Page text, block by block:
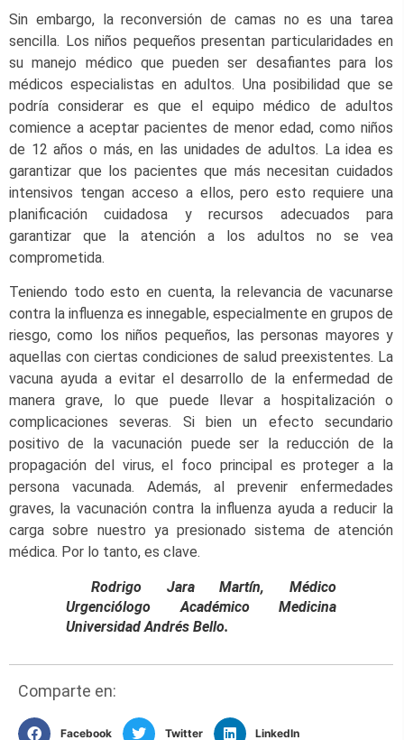
Sin embargo, la reconversión de camas no es una tarea
sencilla. Los niños pequeños presentan particularidades en
su manejo médico que pueden ser desafiantes para los
médicos especialistas en adultos. Una posibilidad que se
podría considerar es que el equipo médico de adultos
comience a aceptar pacientes de menor edad, como niños
de 12 años o más, en las unidades de adultos. La idea es
garantizar que los pacientes que más necesitan cuidados
intensivos tengan acceso a ellos, pero esto requiere una
planificación cuidadosa y recursos adecuados para
garantizar que la atención a los adultos no se vea
comprometida.
Teniendo todo esto en cuenta, la relevancia de vacunarse
contra la influenza es innegable, especialmente en grupos de
riesgo, como los niños pequeños, las personas mayores y
aquellas con ciertas condiciones de salud preexistentes. La
vacuna ayuda a evitar el desarrollo de la enfermedad de
manera grave, lo que puede llevar a hospitalización o
complicaciones severas. Si bien un efecto secundario
positivo de la vacunación puede ser la reducción de la
propagación del virus, el foco principal es proteger a la
persona vacunada. Además, al prevenir enfermedades
graves, la vacunación contra la influenza ayuda a reducir la
carga sobre nuestro ya presionado sistema de atención
médica. Por lo tanto, es clave.
Rodrigo Jara Martín, Médico
Urgenciólogo Académico Medicina
Universidad Andrés Bello.
Comparte en:
Facebook Twitter LinkedIn